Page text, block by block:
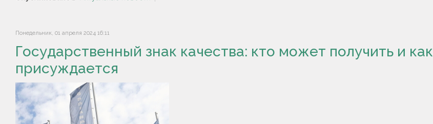
Понедельник, 01 апреля 2024 16:11
Государственный знак качества: кто может получить и как
присуждается